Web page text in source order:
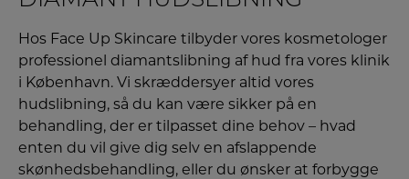
Hos Face Up Skincare tilbyder vores kosmetologer
professionel diamantslibning af hud fra vores klinik
i København. Vi skræddersyer altid vores
hudslibning, så du kan være sikker på en
behandling, der er tilpasset dine behov – hvad
enten du vil give dig selv en afslappende
skønhedsbehandling, eller du ønsker at forbygge